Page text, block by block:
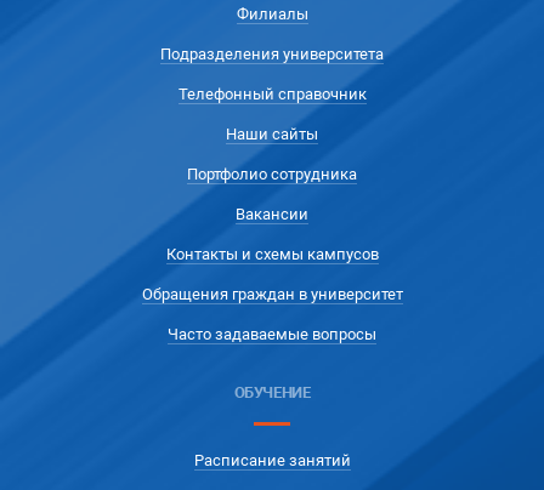
Филиалы
Подразделения университета
Телефонный справочник
Наши сайты
Портфолио сотрудника
Вакансии
Контакты и схемы кампусов
Обращения граждан в университет
Часто задаваемые вопросы
ОБУЧЕНИЕ
Расписание занятий